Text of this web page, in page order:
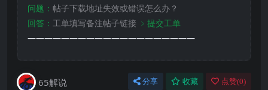
问题： 帖子下载地址失效或错误怎么办？
回答： 工单填写备注帖子链接 ﹥提交工单
————————————————————
65解说 分享 收藏 点赞(0)